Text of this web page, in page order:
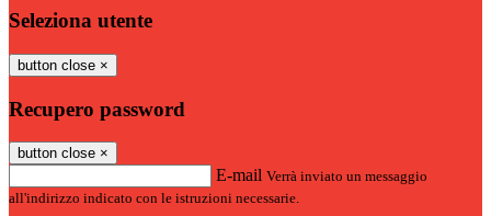
Seleziona utente
button close ×
Recupero password
button close ×
E-mail Verrà inviato un messaggio
all'indirizzo indicato con le istruzioni necessarie.